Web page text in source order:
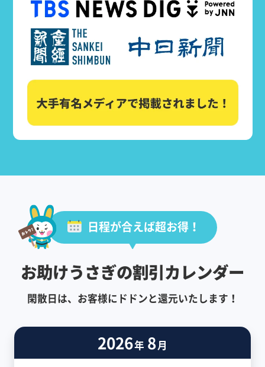
日程が合えば超お得！
お助けうさぎの割引カレンダー
閑散日は、お客様にドドンと還元いたします！
2026年 8月